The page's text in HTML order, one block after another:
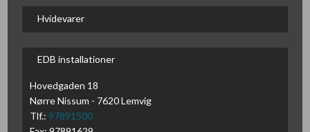
Hvidevarer
EDB installationer
Hovedgaden 18
Nørre Nissum - 7620 Lemvig
Tlf.: 97891500